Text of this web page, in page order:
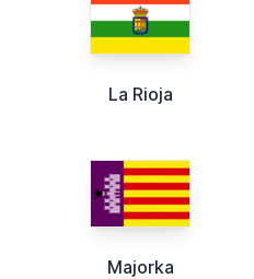
La Rioja
Majorka